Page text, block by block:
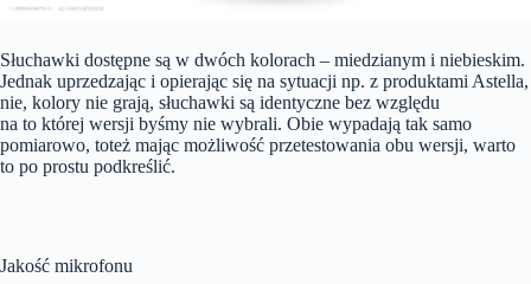
Słuchawki dostępne są w dwóch kolorach – miedzianym i niebieskim.
Jednak uprzedzając i opierając się na sytuacji np. z produktami Astella,
nie, kolory nie grają, słuchawki są identyczne bez względu
na to której wersji byśmy nie wybrali. Obie wypadają tak samo
pomiarowo, toteż mając możliwość przetestowania obu wersji, warto
to po prostu podkreślić.
Jakość mikrofonu